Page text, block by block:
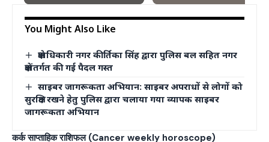
You Might Also Like
क्षेत्राधिकारी नगर कीर्तिका सिंह द्वारा पुलिस बल सहित नगर
क्षेत्रांतर्गत की गई पैदल गस्त
साइबर जागरूकता अभियान: साइबर अपराधों से लोगों को
सुरक्षित रखने हेतु पुलिस द्वारा चलाया गया व्यापक साइबर
जागरूकता अभियान
कर्क साप्ताहिक राशिफल (Cancer weekly horoscope)